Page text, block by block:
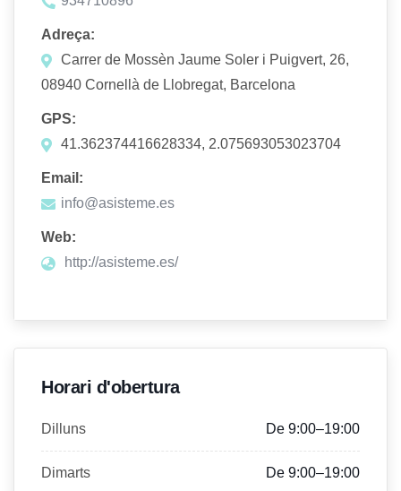
Adreça:
Carrer de Mossèn Jaume Soler i Puigvert, 26,
08940 Cornellà de Llobregat, Barcelona
GPS:
41.362374416628334, 2.075693053023704
Email:
info@asisteme.es
Web:
http://asisteme.es/
Horari d'obertura
Dilluns De 9:00–19:00
Dimarts De 9:00–19:00